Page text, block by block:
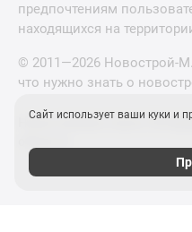
предпочтениям
находящихся на
© 2011—2026 Новострой-
что нужно знать о
Новостройки Санкт-
Сайт использует ваши куки и